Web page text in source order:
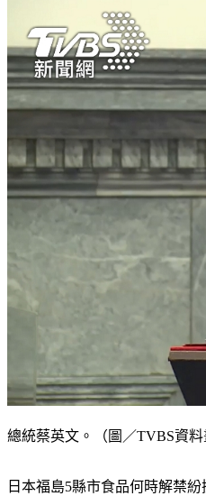
總統蔡英文。（圖／TVBS資料
日本福島5縣市食品何時解禁